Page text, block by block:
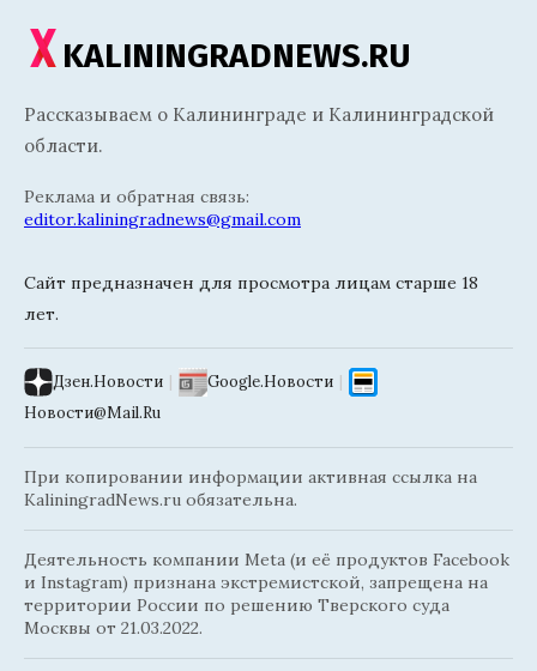
KALININGRADNEWS.RU
Рассказываем о Калининграде и Калининградской
области.
Реклама и обратная связь:
editor.kaliningradnews@gmail.com
Сайт предназначен для просмотра лицам старше 18
лет.
Дзен.Новости | Google.Новости |
Новости@Mail.Ru
При копировании информации активная ссылка на
KaliningradNews.ru обязательна.
Деятельность компании Meta (и её продуктов Facebook
и Instagram) признана экстремистской, запрещена на
территории России по решению Тверского суда
Москвы от 21.03.2022.